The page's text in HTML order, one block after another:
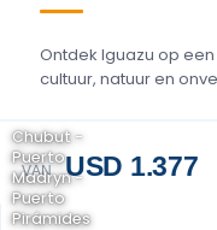
Ontdek Iguazu op
cultuur, natuur en
VAN USD 1.377
Chubut -
Puerto
Madryn -
Puerto
Pirámides